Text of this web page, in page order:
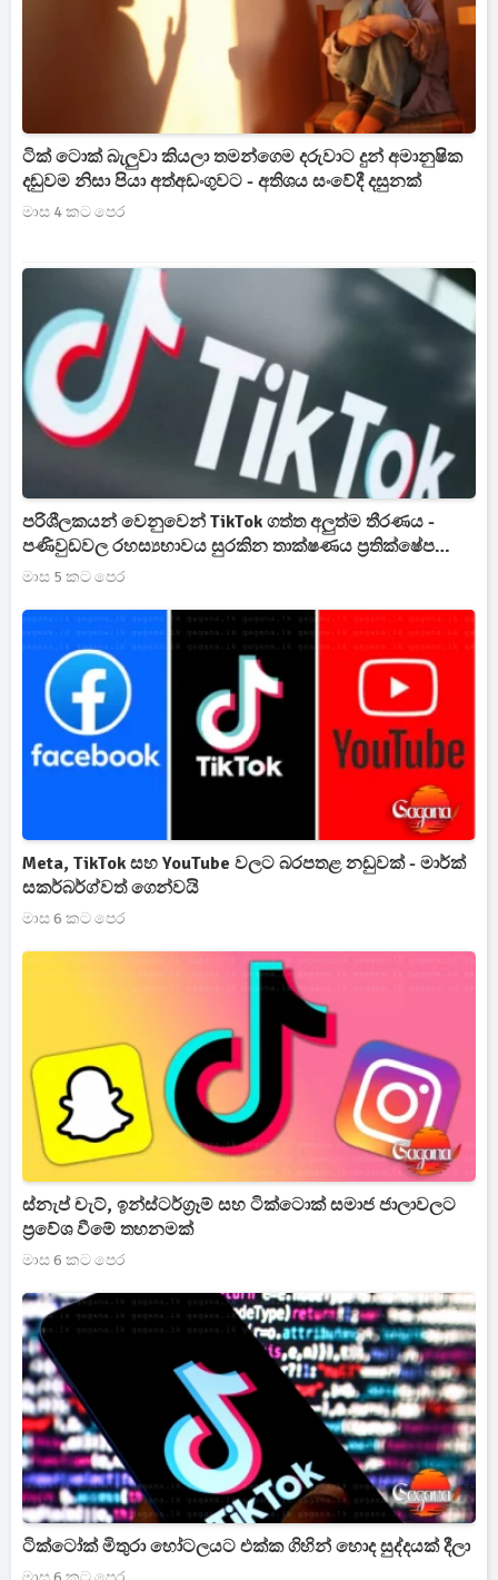
ටික් ටොක් බැලුවා කියලා තමන්ගෙම දරුවාට දුන් අමානුෂික
දඬුවම නිසා පියා අත්අඩංගුවට - අතිශය සංවේදී දසුනක්
මාස 4 කට පෙර
පරිශීලකයන් වෙනුවෙන් TikTok ගත්ත අලුත්ම තීරණය -
පණිවුඩවල රහස්‍යභාවය සුරකින තාක්ෂණය ප්‍රතික්ෂේප
කරයි
මාස 5 කට පෙර
Meta, TikTok සහ YouTube වලට බරපතළ නඩුවක් - මාර්ක්
සකර්බර්ග්වත් ගෙන්වයි
මාස 6 කට පෙර
ස්නැප් චැට්, ඉන්ස්ටර්ග්‍රෑම් සහ ටික්ටොක් සමාජ ජාලාවලට
ප්‍රවේශ වීමේ තහනමක්
මාස 6 කට පෙර
ටික්ටෝක් මිතුරා හෝටලයට එක්ක ගිහින් හොද සුද්දයක් දීලා